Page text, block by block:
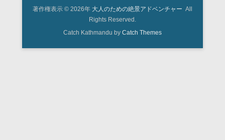
著作権表示 © 2026年 大人のための絶景アドベンチャー All
Rights Reserved.
Catch Kathmandu by Catch Themes